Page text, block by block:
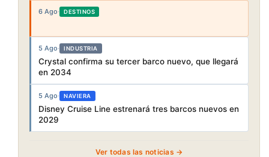
6 Ago· DESTINOS
5 Ago· INDUSTRIA
Crystal confirma su tercer barco nuevo, que llegará
en 2034
5 Ago· NAVIERA
Disney Cruise Line estrenará tres barcos nuevos en
2029
Ver todas las noticias →